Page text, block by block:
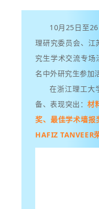
10月25日至
理研究委员会、江
究生学术交流专
名中外研究生参加
在浙江理工大
备、表现突出：材
奖、最佳学术墙报
HAFIZ TANVEER